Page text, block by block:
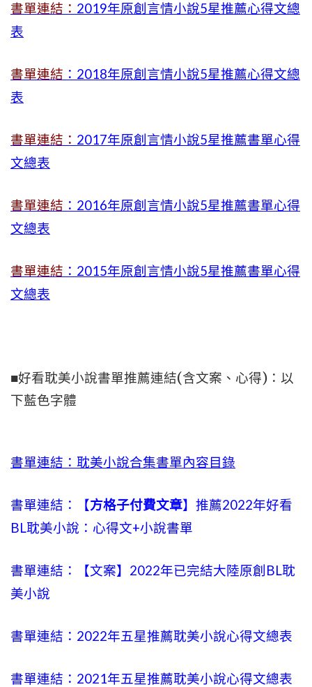
書單連結： 2019年原創言情小說5星推薦心得文總
表
書單連結 ：2018年原創言情小說5星推薦心得文總
表
書單連結： 2017年原創言情小說5星推薦書單心得
文總表
書單連結 ：2016年原創言情小說5星推薦書單心得
文總表
書單連結 ：2015年原創言情小說5星推薦書單心得
文總表
■好看耽美小說書單推薦連結(含文案、心得)：以
下藍色字體
書單連結：耽美小說合集書單內容目錄
書單連結：【方格子付費文章】推薦2022年好看
BL耽美小說：心得文+小說書單
書單連結：【文案】2022年已完結大陸原創BL耽
美小說
書單連結：2022年五星推薦耽美小說心得文總表
書單連結：2021年五星推薦耽美小說心得文總表